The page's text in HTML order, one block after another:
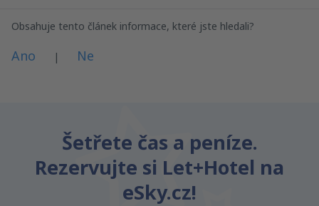
Obsahuje tento článek informace, které jste hledali?
Ano | Ne
Obsahuje nepřesné informace
Nevyčerpává téma
Šetřete čas a peníze.
Rezervujte si Let+Hotel na
eSky.cz!